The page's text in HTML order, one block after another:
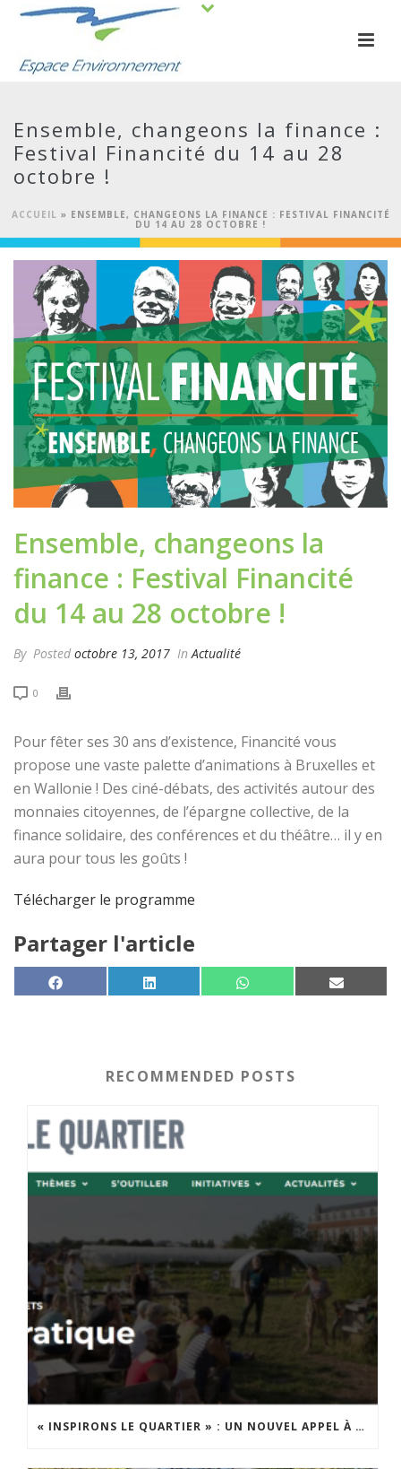
Ensemble, changeons la finance :
Festival Financité du 14 au 28
octobre !
ACCUEIL » ENSEMBLE, CHANGEONS LA FINANCE : FESTIVAL FINANCITÉ
DU 14 AU 28 OCTOBRE !
Ensemble, changeons la
finance : Festival Financité
du 14 au 28 octobre !
By Posted octobre 13, 2017 In Actualité
0
Pour fêter ses 30 ans d’existence, Financité vous
propose une vaste palette d’animations à Bruxelles et
en Wallonie ! Des ciné-débats, des activités autour des
monnaies citoyennes, de l’épargne collective, de la
finance solidaire, des conférences et du théâtre… il y en
aura pour tous les goûts !
Télécharger le programme
Partager l'article
RECOMMENDED POSTS
« INSPIRONS LE QUARTIER » : UN NOUVEL APPEL À PROJETS EST LANCÉ !